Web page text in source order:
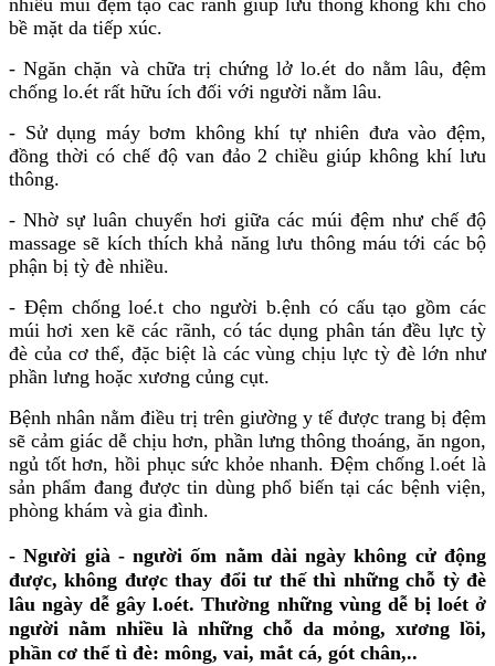
nhiều múi đệm tạo các rãnh giúp lưu thông không khí cho
bề mặt da tiếp xúc.
- Ngăn chặn và chữa trị chứng lở lo.ét do nằm lâu, đệm
chống lo.ét rất hữu ích đối với người nằm lâu.
- Sử dụng máy bơm không khí tự nhiên đưa vào đệm,
đồng thời có chế độ van đảo 2 chiều giúp không khí lưu
thông.
- Nhờ sự luân chuyển hơi giữa các múi đệm như chế độ
massage sẽ kích thích khả năng lưu thông máu tới các bộ
phận bị tỳ đè nhiều.
- Đệm chống loé.t cho người b.ệnh có cấu tạo gồm các
múi hơi xen kẽ các rãnh, có tác dụng phân tán đều lực tỳ
đè của cơ thể, đặc biệt là các vùng chịu lực tỳ đè lớn như
phần lưng hoặc xương củng cụt.
Bệnh nhân nằm điều trị trên giường y tế được trang bị đệm
sẽ cảm giác dễ chịu hơn, phần lưng thông thoáng, ăn ngon,
ngủ tốt hơn, hồi phục sức khỏe nhanh. Đệm chống l.oét là
sản phẩm đang được tin dùng phổ biến tại các bệnh viện,
phòng khám và gia đình.
- Người già - người ốm nằm dài ngày không cử động
được, không được thay đổi tư thế thì những chỗ tỳ đè
lâu ngày dễ gây l.oét. Thường những vùng dễ bị loét ở
người nằm nhiều là những chỗ da mỏng, xương lồi,
phần cơ thể tì đè: mông, vai, mắt cá, gót chân,..